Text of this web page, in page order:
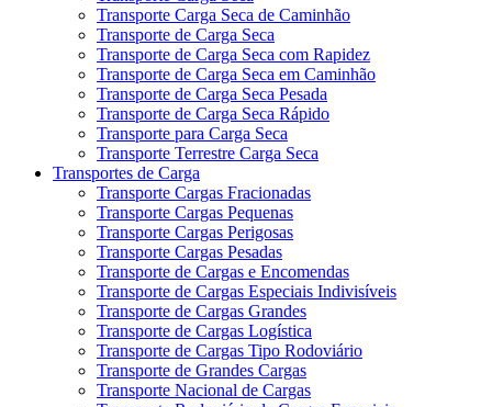
Transporte Carga Seca de Caminhão
Transporte de Carga Seca
Transporte de Carga Seca com Rapidez
Transporte de Carga Seca em Caminhão
Transporte de Carga Seca Pesada
Transporte de Carga Seca Rápido
Transporte para Carga Seca
Transporte Terrestre Carga Seca
Transportes de Carga
Transporte Cargas Fracionadas
Transporte Cargas Pequenas
Transporte Cargas Perigosas
Transporte Cargas Pesadas
Transporte de Cargas e Encomendas
Transporte de Cargas Especiais Indivisíveis
Transporte de Cargas Grandes
Transporte de Cargas Logística
Transporte de Cargas Tipo Rodoviário
Transporte de Grandes Cargas
Transporte Nacional de Cargas